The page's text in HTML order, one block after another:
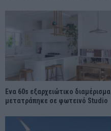
Ένα 60s εξαρχειώτικο διαμέρισμα
μετατράπηκε σε φωτεινό Studio